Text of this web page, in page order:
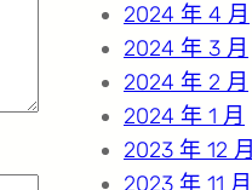
2024 年 4 月
2024 年 3 月
2024 年 2 月
2024 年 1 月
2023 年 12 月
2023 年 11 月